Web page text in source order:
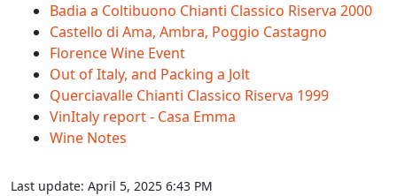
Badia a Coltibuono Chianti Classico Riserva 2000
Castello di Ama, Ambra, Poggio Castagno
Florence Wine Event
Out of Italy, and Packing a Jolt
Querciavalle Chianti Classico Riserva 1999
VinItaly report - Casa Emma
Wine Notes
Last update: April 5, 2025 6:43 PM